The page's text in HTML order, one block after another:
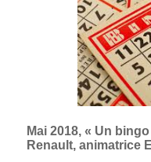
Mai 2018, « Un
Renault, animatrice